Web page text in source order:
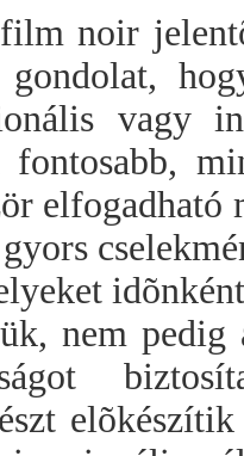
noir
vagy
fontosabb,
elfogadható
nem